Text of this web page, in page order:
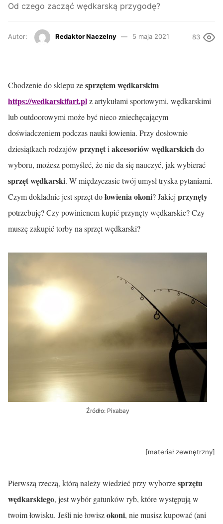
Od czego zacząć wędkarską przygodę?
Autor: Redaktor Naczelny 5 maja 2021 83
Chodzenie do sklepu zesprzętem wędkarskim
https://wedkarskifart.plz artykułami sportowymi, wędkarskimi
lub outdoorowymi może być nieco zniechęcającym
doświadczeniem podczas nauki łowienia. Przy dosłownie
dziesiątkach rodzajów przynęti akcesoriów wędkarskich do
wyboru, możesz pomyśleć, że nie da się nauczyć, jak wybierać
sprzęt wędkarski. W międzyczasie twój umysł tryska pytaniami.
Czym dokładnie jest sprzęt dołowienia okoni? Jakiej przynęty
potrzebuję? Czy powinienem kupić przynęty wędkarskie? Czy
muszę zakupić torby na sprzęt wędkarski?
Źródło: Pixabay
[materiał zewnętrzny]
Pierwszą rzeczą, którą należy wiedzieć przy wyborzesprzętu
wędkarskiego, jest wybór gatunków ryb, które występują w
twoim łowisku. Jeśli nie łowiszokoni, nie musisz kupować (ani